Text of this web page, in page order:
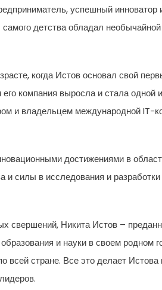
успешный инноватор
детства обладал
когда Истов основал свой
компания выросла и стала
и владельцем международной IT-
достижениями в
и силы в исследования и
свершений, Никита Истов –
и науки в своем родном
всей стране. Все это делает